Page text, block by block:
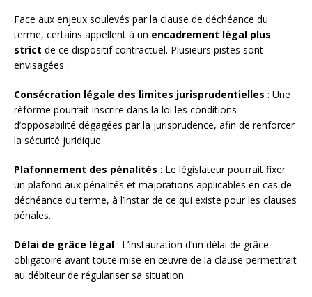
Face aux enjeux soulevés par la clause de déchéance du
terme, certains appellent à un encadrement légal plus
strict de ce dispositif contractuel. Plusieurs pistes sont
envisagées :
Consécration légale des limites jurisprudentielles : Une
réforme pourrait inscrire dans la loi les conditions
d’opposabilité dégagées par la jurisprudence, afin de renforcer
la sécurité juridique.
Plafonnement des pénalités : Le législateur pourrait fixer
un plafond aux pénalités et majorations applicables en cas de
déchéance du terme, à l’instar de ce qui existe pour les clauses
pénales.
Délai de grâce légal : L’instauration d’un délai de grâce
obligatoire avant toute mise en œuvre de la clause permettrait
au débiteur de régulariser sa situation.